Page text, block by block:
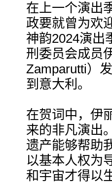
在上一个演出
政要就曾为欢
神韵2024演出
刑委员会成员
Zamparutti）
到意大利。
在贺词中，伊
来的非凡演出
遗产能够帮助
以基本人权为
和宇宙才得以